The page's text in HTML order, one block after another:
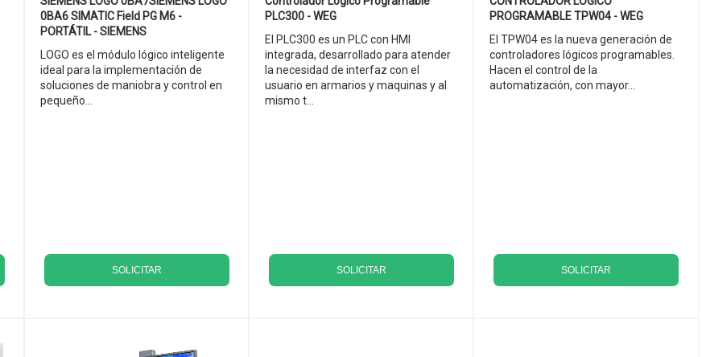
0BA6 SIMATIC Field PG M6 -
PORTÁTIL - SIEMENS
LOGO es el módulo lógico inteligente
ideal para la implementación de
soluciones de maniobra y control en
pequeño...
SOLICITAR
PLC300 - WEG
El PLC300 es un PLC con HMI
integrada, desarrollado para atender
la necesidad de interfaz con el
usuario en armarios y maquinas y al
mismo t...
SOLICITAR
PROGRAMABLE TPW04 - WEG
El TPW04 es la nueva generación de
controladores lógicos programables.
Hacen el control de la
automatización, con mayor...
SOLICITAR